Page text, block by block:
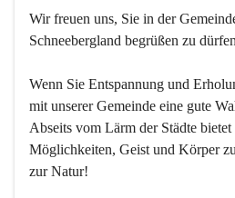
Wir freuen uns, Sie in der
Schneebergland begrüßen zu
Wenn Sie Entspannung und
mit unserer Gemeinde eine gute
Abseits vom Lärm der Städte
Möglichkeiten, Geist und Körper
zur Natur!